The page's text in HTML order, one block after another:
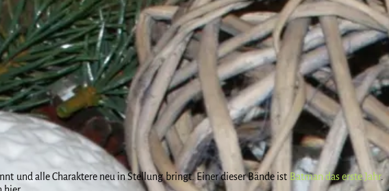
und alle Charaktere neu in Stellung bringt. Einer dieser Bände ist Batman das erste Jahr.